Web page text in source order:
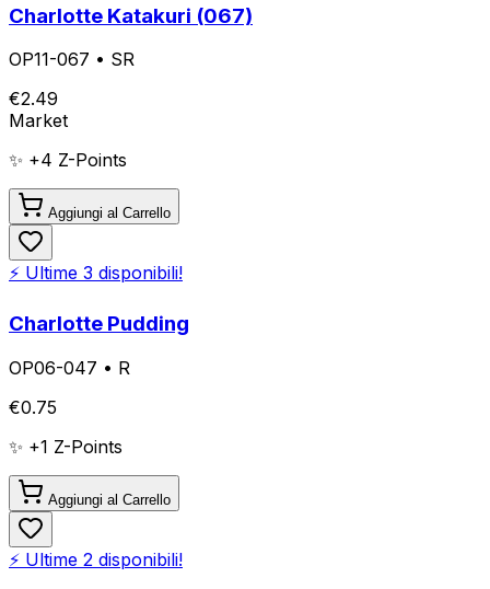
Charlotte Katakuri (067)
OP11-067 • SR
€2.49
Market
✨ +4 Z-Points
Aggiungi al Carrello
⚡ Ultime 3 disponibili!
Charlotte Pudding
OP06-047 • R
€0.75
✨ +1 Z-Points
Aggiungi al Carrello
⚡ Ultime 2 disponibili!